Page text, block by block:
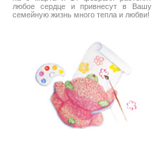
любое сердце и привнесут в Вашу
семейную жизнь много тепла и любви!